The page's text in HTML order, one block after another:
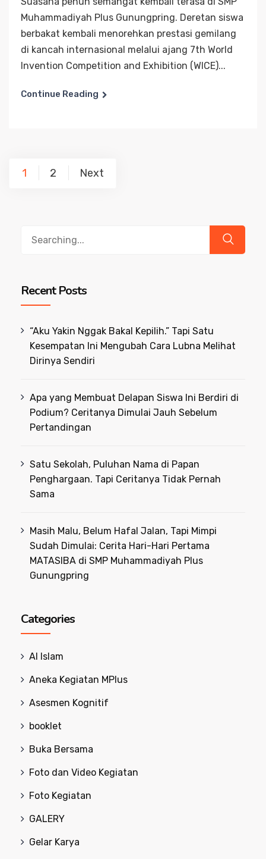
Muhammadiyah Plus Gunungpring. Deretan siswa
berbakat kembali menorehkan prestasi gemilang
di kancah internasional melalui ajang 7th World
Invention Competition and Exhibition (WICE)...
Continue Reading
Posts
1 2 Next
Recent Posts
“Aku Yakin Nggak Bakal Kepilih.” Tapi Satu
Kesempatan Ini Mengubah Cara Lubna Melihat
Dirinya Sendiri
Apa yang Membuat Delapan Siswa Ini Berdiri di
Podium? Ceritanya Dimulai Jauh Sebelum
Pertandingan
Satu Sekolah, Puluhan Nama di Papan
Penghargaan. Tapi Ceritanya Tidak Pernah
Sama
Masih Malu, Belum Hafal Jalan, Tapi Mimpi
Sudah Dimulai: Cerita Hari-Hari Pertama
MATASIBA di SMP Muhammadiyah Plus
Gunungpring
Categories
Al Islam
Aneka Kegiatan MPlus
Asesmen Kognitif
booklet
Buka Bersama
Foto dan Video Kegiatan
Foto Kegiatan
GALERY
Gelar Karya